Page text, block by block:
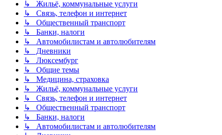
↳ Жильё, коммунальные услуги
↳ Связь, телефон и интернет
↳ Общественный транспорт
↳ Банки, налоги
↳ Автомобилистам и автолюбителям
↳ Дневники
↳ Люксембург
↳ Общие темы
↳ Медицина, страховка
↳ Жильё, коммунальные услуги
↳ Связь, телефон и интернет
↳ Общественный транспорт
↳ Банки, налоги
↳ Автомобилистам и автолюбителям